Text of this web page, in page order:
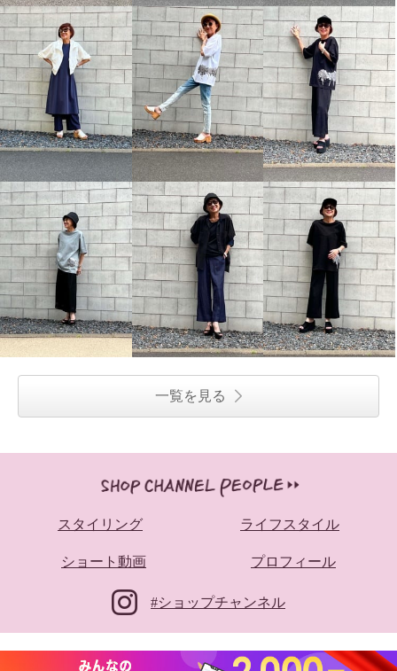
一覧を見る
スタイリング ライフスタイル
ショート動画 プロフィール
#ショップチャンネル